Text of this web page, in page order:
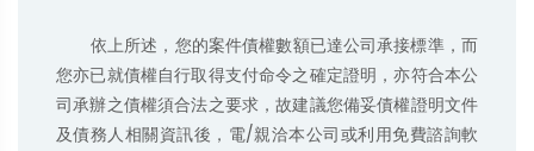
您亦已就債權自行取得支付命令之確定證明，亦符合本公
司承辦之債權須合法之要求，故建議您備妥債權證明文件
及債務人相關資訊後，電/親洽本公司或利用免費諮詢軟